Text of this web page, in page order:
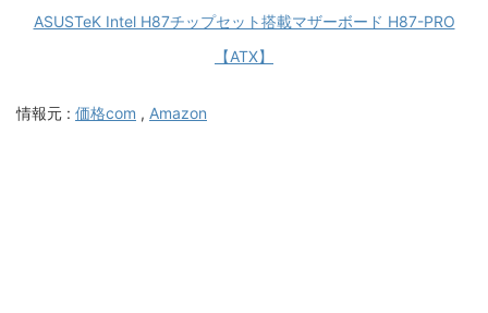
ASUSTeK Intel H87チップセット搭載マザーボード H87-PRO
【ATX】
情報元 : 価格com , Amazon